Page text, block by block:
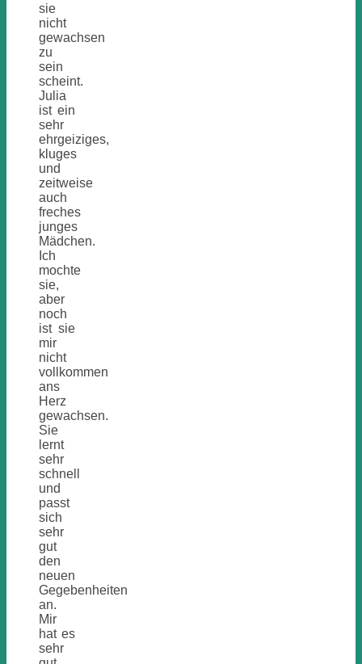
sie
nicht
gewachsen
zu
sein
scheint.
Julia
ist ein
sehr
ehrgeiziges,
kluges
und
zeitweise
auch
freches
junges
Mädchen.
Ich
mochte
sie,
aber
noch
ist sie
mir
nicht
vollkommen
ans
Herz
gewachsen.
Sie
lernt
sehr
schnell
und
passt
sich
sehr
gut
den
neuen
Gegebenheiten
an.
Mir
hat es
sehr